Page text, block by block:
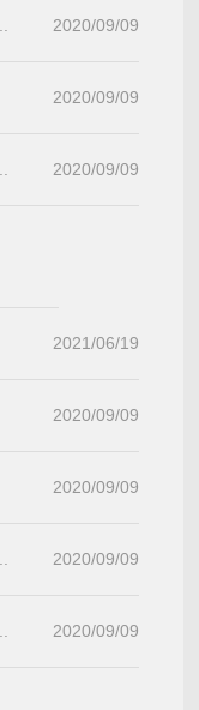
2020/09/09
2020/09/09
2020/09/09
2021/06/19
2020/09/09
2020/09/09
2020/09/09
2020/09/09